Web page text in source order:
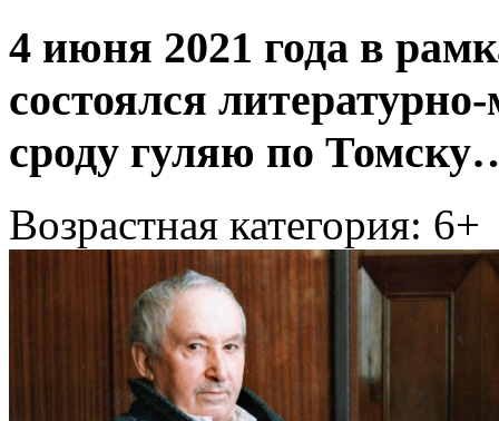
4 июня 2021 года в
состоялся
сроду гуляю по
Возрастная категория: 6+